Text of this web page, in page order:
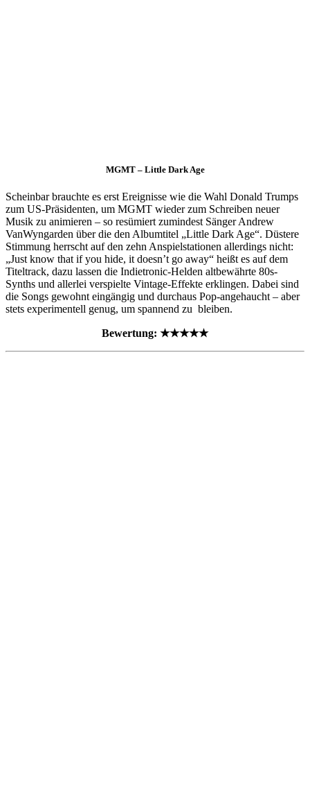
MGMT – Little Dark Age
Scheinbar brauchte es erst Ereignisse wie die Wahl Donald Trumps
zum US-Präsidenten, um MGMT wieder zum Schreiben neuer
Musik zu animieren – so resümiert zumindest Sänger Andrew
VanWyngarden über die den Albumtitel „Little Dark Age“. Düstere
Stimmung herrscht auf den zehn Anspielstationen allerdings nicht:
„Just know that if you hide, it doesn’t go away“ heißt es auf dem
Titeltrack, dazu lassen die Indietronic-Helden altbewährte 80s-
Synths und allerlei verspielte Vintage-Effekte erklingen. Dabei sind
die Songs gewohnt eingängig und durchaus Pop-angehaucht – aber
stets experimentell genug, um spannend zu bleiben.
Bewertung: ★★★★★